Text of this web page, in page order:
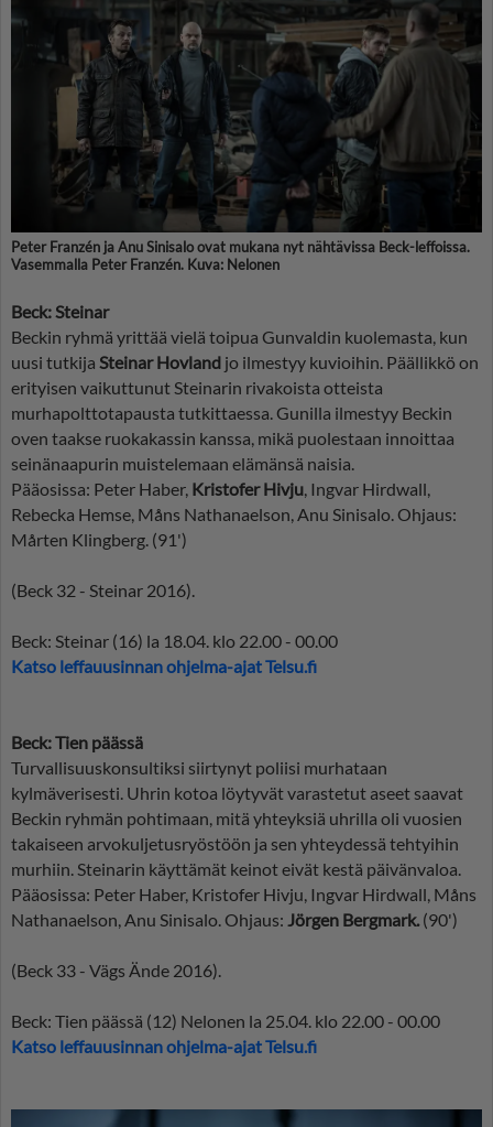
Peter Franzén ja Anu Sinisalo ovat mukana nyt nähtävissa Beck-leffoissa.
Vasemmalla Peter Franzén. Kuva: Nelonen
Beck: Steinar
Beckin ryhmä yrittää vielä toipua Gunvaldin kuolemasta, kun
uusi tutkija Steinar Hovland jo ilmestyy kuvioihin. Päällikkö on
erityisen vaikuttunut Steinarin rivakoista otteista
murhapolttotapausta tutkittaessa. Gunilla ilmestyy Beckin
oven taakse ruokakassin kanssa, mikä puolestaan innoittaa
seinänaapurin muistelemaan elämänsä naisia.
Pääosissa: Peter Haber, Kristofer Hivju , Ingvar Hirdwall,
Rebecka Hemse, Måns Nathanaelson, Anu Sinisalo. Ohjaus:
Mårten Klingberg. (91')
(Beck 32 - Steinar 2016).
Beck: Steinar (16) la 18.04. klo 22.00 - 00.00
Katso leffauusinnan ohjelma-ajat Telsu.fi
Beck: Tien päässä
Turvallisuuskonsultiksi siirtynyt poliisi murhataan
kylmäverisesti. Uhrin kotoa löytyvät varastetut aseet saavat
Beckin ryhmän pohtimaan, mitä yhteyksiä uhrilla oli vuosien
takaiseen arvokuljetusryöstöön ja sen yhteydessä tehtyihin
murhiin. Steinarin käyttämät keinot eivät kestä päivänvaloa.
Pääosissa: Peter Haber, Kristofer Hivju, Ingvar Hirdwall, Måns
Nathanaelson, Anu Sinisalo. Ohjaus: Jörgen Bergmark. (90')
(Beck 33 - Vägs Ände 2016).
Beck: Tien päässä (12) Nelonen la 25.04. klo 22.00 - 00.00
Katso leffauusinnan ohjelma-ajat Telsu.fi